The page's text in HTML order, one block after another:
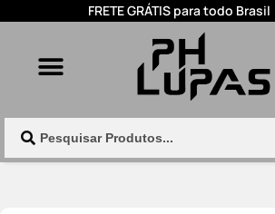
FRETE GRÁTIS para todo Brasil